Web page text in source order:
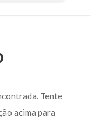
Tente
acima para